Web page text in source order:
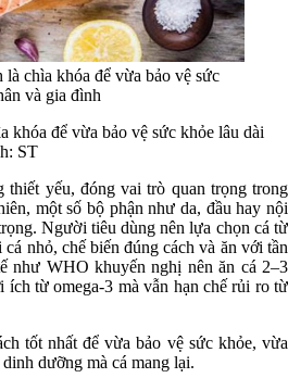
là chìa khóa để vừa bảo vệ sức
và gia đình
khóa để vừa bảo vệ sức khỏe lâu dài
ST
thiết yếu, đóng vai trò quan trọng trong
một số bộ phận như da, đầu hay nội
Người tiêu dùng nên lựa chọn cá từ
nhỏ, chế biến đúng cách và ăn với tần
như WHO khuyến nghị nên ăn cá 2–3
ích từ omega-3 mà vẫn hạn chế rủi ro từ
tốt nhất để vừa bảo vệ sức khỏe, vừa
dưỡng mà cá mang lại.